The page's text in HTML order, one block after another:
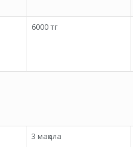
6000 тг
3 мақала